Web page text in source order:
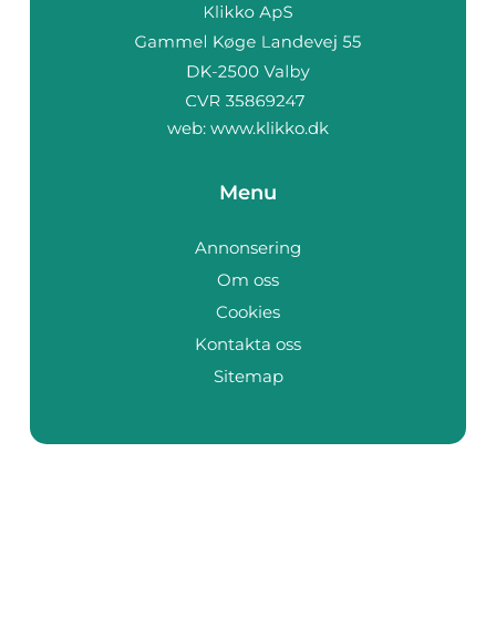
web: www.klikko.dk
Menu
Annonsering
Om oss
Cookies
Kontakta oss
Sitemap